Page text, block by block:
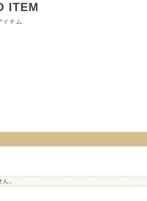
ITEM
イテム
。